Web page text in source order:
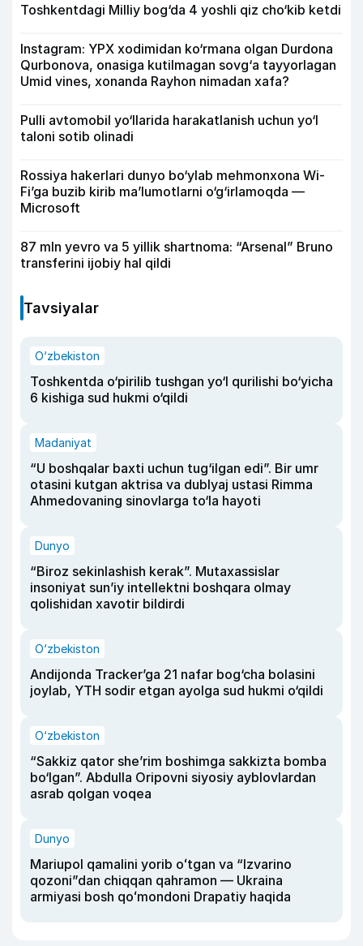
Toshkentdagi Milliy bog‘da 4 yoshli qiz cho‘kib ketdi
Instagram: YPX xodimidan ko‘rmana olgan Durdona
Qurbonova, onasiga kutilmagan sovg‘a tayyorlagan
Umid vines, xonanda Rayhon nimadan xafa?
Pulli avtomobil yo‘llarida harakatlanish uchun yo‘l
taloni sotib olinadi
Rossiya hakerlari dunyo bo‘ylab mehmonxona Wi-
Fi’ga buzib kirib ma’lumotlarni o‘g‘irlamoqda —
Microsoft
87 mln yevro va 5 yillik shartnoma: “Arsenal” Bruno
transferini ijobiy hal qildi
Tavsiyalar
O‘zbekiston
Toshkentda o‘pirilib tushgan yo‘l qurilishi bo‘yicha
6 kishiga sud hukmi o‘qildi
Madaniyat
“U boshqalar baxti uchun tug‘ilgan edi”. Bir umr
otasini kutgan aktrisa va dublyaj ustasi Rimma
Ahmedovaning sinovlarga to‘la hayoti
Dunyo
“Biroz sekinlashish kerak”. Mutaxassislar
insoniyat sun’iy intellektni boshqara olmay
qolishidan xavotir bildirdi
O‘zbekiston
Andijonda Tracker’ga 21 nafar bog‘cha bolasini
joylab, YTH sodir etgan ayolga sud hukmi o‘qildi
O‘zbekiston
“Sakkiz qator she’rim boshimga sakkizta bomba
bo‘lgan”. Abdulla Oripovni siyosiy ayblovlardan
asrab qolgan voqea
Dunyo
Mariupol qamalini yorib oʻtgan va “Izvarino
qozoni”dan chiqqan qahramon — Ukraina
armiyasi bosh qoʻmondoni Drapatiy haqida